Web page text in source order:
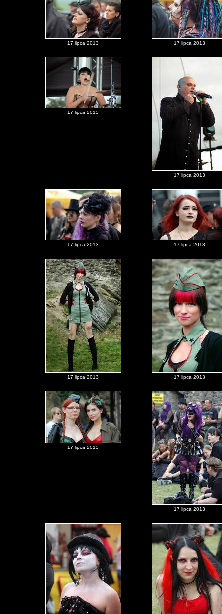
17 lipca 2013 17 lipca 2013
17 lipca 2013
17 lipca 2013
17 lipca 2013 17 lipca 2013
17 lipca 2013 17 lipca 2013
17 lipca 2013
17 lipca 2013